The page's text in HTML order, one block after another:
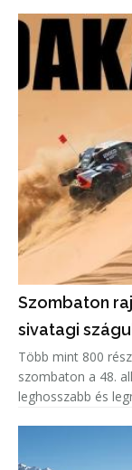
Szombaton
sivatagi
Több mint 800
szombaton a 48.
leghosszabb és